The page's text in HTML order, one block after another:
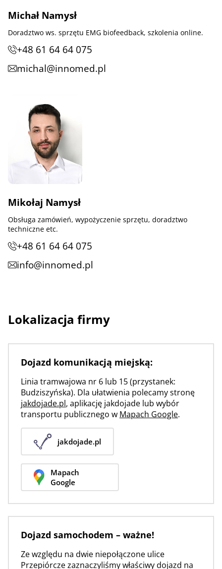
Michał Namysł
Doradztwo ws. sprzętu EMG biofeedback, szkolenia online.
+48 61 64 64 075
michal@innomed.pl
Mikołaj Namysł
Obsługa zamówień, wypożyczenie sprzętu, doradztwo
techniczne etc.
+48 61 64 64 075
info@innomed.pl
Lokalizacja firmy
Dojazd komunikacją miejską:
Linia tramwajowa nr 6 lub 15 (przystanek:
Budziszyńska). Dla ułatwienia polecamy stronę
jakdojade.pl, aplikację jakdojade lub wybór
transportu publicznego w Mapach Google.
jakdojade.pl
Mapach
Google
Dojazd samochodem – ważne!
Ze względu na dwie niepołączone ulice
Przepiórcze zaznaczyliśmy właściwy dojazd na